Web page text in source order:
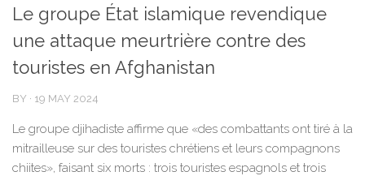
Le groupe État islamique revendique
une attaque meurtrière contre des
touristes en Afghanistan
BY · 19 MAY 2024
Le groupe djihadiste affirme que «des combattants ont tiré à la
mitrailleuse sur des touristes chrétiens et leurs compagnons
chiites», faisant six morts : trois touristes espagnols et trois